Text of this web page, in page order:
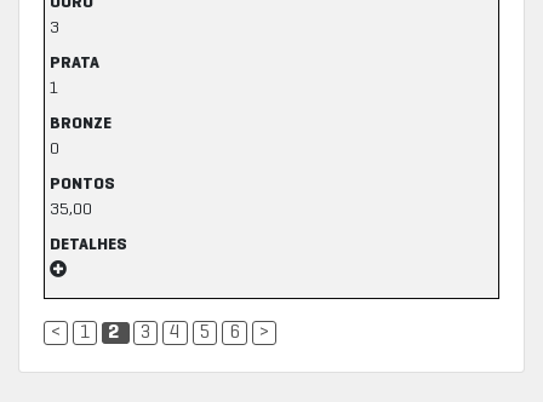
3
PRATA
1
BRONZE
0
PONTOS
35,00
DETALHES
< 1 2 3 4 5 6 >